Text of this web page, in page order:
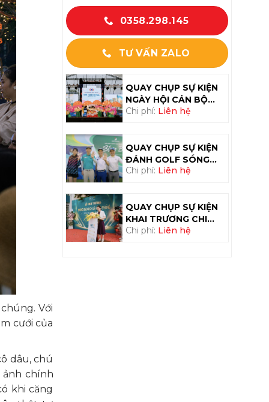
Với
cưới của
dâu, chú
ảnh chính
khi căng
0358.298.145
TƯ VẤN ZALO
QUAY CHỤP SỰ KIỆN
NGÀY HỘI CÁN BỘ
NHÂN VIÊN SUMI
Chi phí: Liên hệ
QUAY CHỤP SỰ KIỆN
ĐÁNH GOLF SÓNG
BẠC – TẬP ĐOÀN ĐẠT
Chi phí: Liên hệ
QUAY CHỤP SỰ KIỆN
KHAI TRƯƠNG CHI
NHÁNH BIDV HÀ
Chi phí: Liên hệ